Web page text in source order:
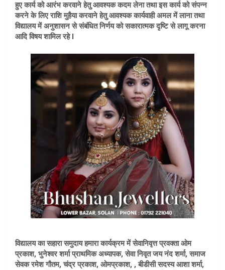
हुए कार्य को आरंभ करवाने हेतु आवश्यक कदम लेना तथा इस कार्य को संपन्न
करने के लिए राशि मुहैया करवाने हेतु आवश्यक कार्यवाही अमल में लाना तथा
विद्यालय में अनुशासन से संबंधित निर्णय को सकारात्मक दृष्टि से लागू करना
आदि विषय शामिल रहे l
विद्यालय का सहारा समुदाय हमारा कार्यक्रम में सेवानिवृत्त प्रवक्ता ओम
प्रकाश, भुनेश्वर शर्मा प्राथमिक अध्यापक, सेवा निवृत जय नंद शर्मा, समाज
सेवक रमेश गौतम, चंद्र प्रकाश, ओमप्रकाश, , बीडीसी सदस्य आशा शर्मा,